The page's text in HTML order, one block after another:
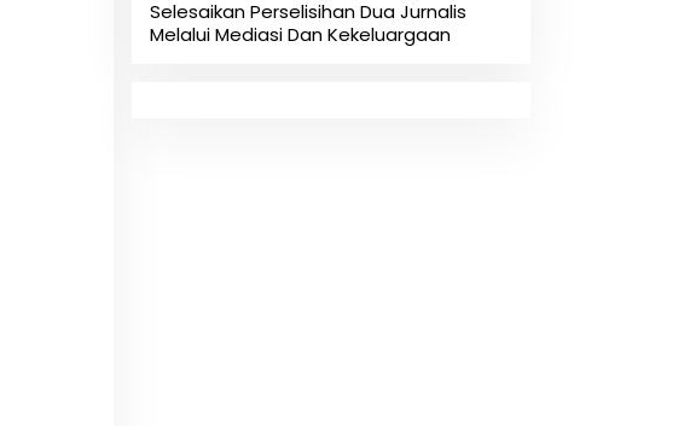
Selesaikan Perselisihan Dua Jurnalis
Melalui Mediasi Dan Kekeluargaan